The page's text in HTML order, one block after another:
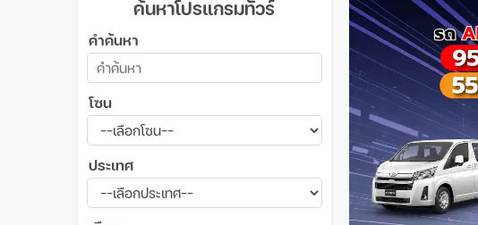
ค้นหาโปรแกรมทัวร์
คำค้นหา
โซน
ประเทศ